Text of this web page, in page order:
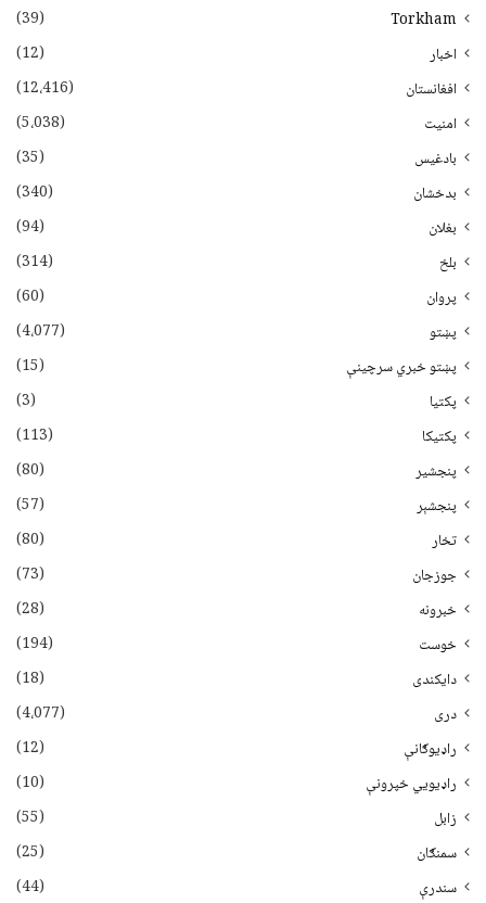
Torkham
(39)
اخبار
(12)
افغانستان
(12،416)
امنیت
(5،038)
بادغیس
(35)
بدخشان
(340)
بغلان
(94)
بلخ
(314)
پروان
(60)
پښتو
(4،077)
پښتو خبري سرچينې
(15)
پکتيا
(3)
پکتیکا
(113)
پنجشیر
(80)
پنجشېر
(57)
تخار
(80)
جوزجان
(73)
خبرونه
(28)
خوست
(194)
دایکندی
(18)
دری
(4،077)
راډیوګانې
(12)
راډیويي خپرونې
(10)
زابل
(55)
سمنګان
(25)
سندرې
(44)